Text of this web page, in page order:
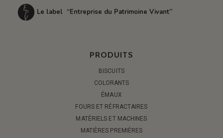
Le label “Entreprise du Patrimoine Vivant”
PRODUITS
BISCUITS
COLORANTS
ÉMAUX
FOURS ET RÉFRACTAIRES
MATÉRIELS ET MACHINES
MATIÈRES PREMIÈRES